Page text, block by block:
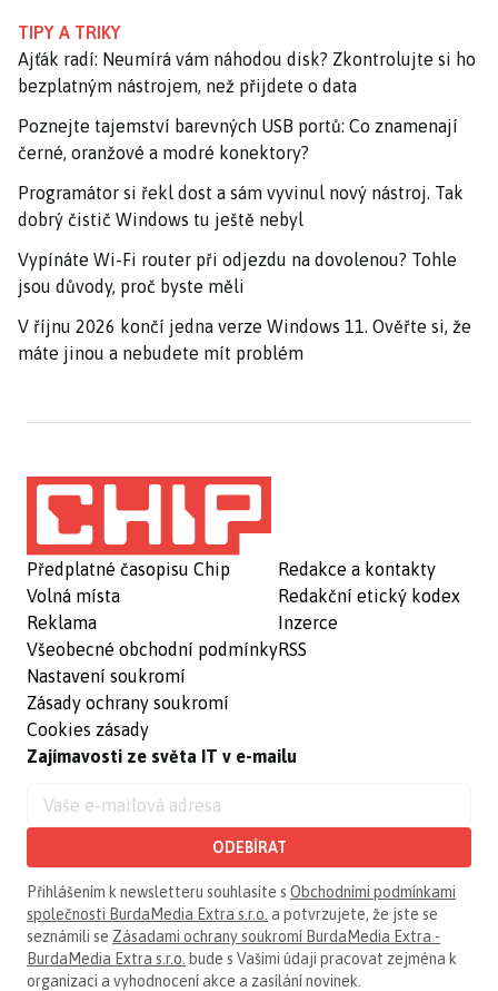
TIPY A TRIKY
Ajťák radí: Neumírá vám náhodou disk? Zkontrolujte si ho
bezplatným nástrojem, než přijdete o data
Poznejte tajemství barevných USB portů: Co znamenají
černé, oranžové a modré konektory?
Programátor si řekl dost a sám vyvinul nový nástroj. Tak
dobrý čistič Windows tu ještě nebyl
Vypínáte Wi-Fi router při odjezdu na dovolenou? Tohle
jsou důvody, proč byste měli
V říjnu 2026 končí jedna verze Windows 11. Ověřte si, že
máte jinou a nebudete mít problém
Předplatné časopisu Chip
Volná místa
Reklama
Všeobecné obchodní podmínky
Nastavení soukromí
Zásady ochrany soukromí
Cookies zásady
Redakce a kontakty
Redakční etický kodex
Inzerce
RSS
Zajímavosti ze světa IT v e-mailu
ODEBÍRAT
Přihlášením k newsletteru souhlasíte s Obchodními podmínkami
společnosti BurdaMedia Extra s.r.o. a potvrzujete, že jste se
seznámili se Zásadami ochrany soukromí BurdaMedia Extra -
BurdaMedia Extra s.r.o. bude s Vašimi údaji pracovat zejména k
organizaci a vyhodnocení akce a zasílání novinek.